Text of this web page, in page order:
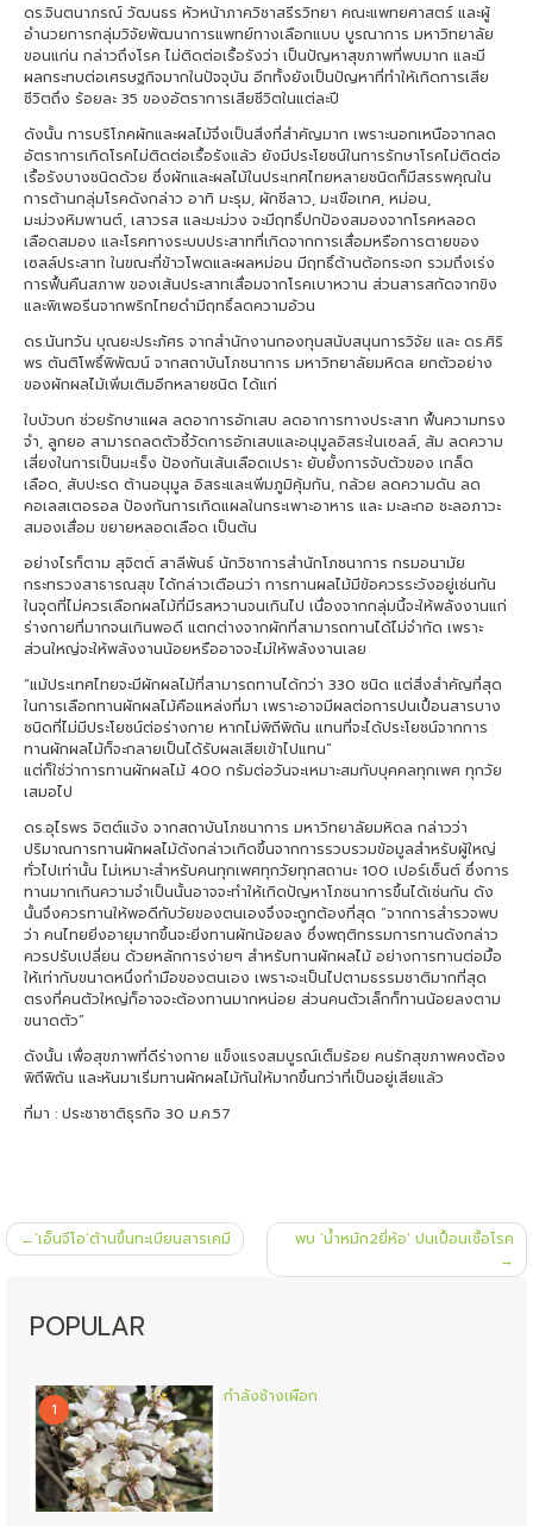
ดร.จินตนาภรณ์ วัฒนธร หัวหน้าภาควิชาสรีรวิทยา คณะแพทยศาสตร์ และผู้
อำนวยการกลุ่มวิจัยพัฒนาการแพทย์ทางเลือกแบบ บูรณาการ มหาวิทยาลัย
ขอนแก่น กล่าวถึงโรค ไม่ติดต่อเรื้อรังว่า เป็นปัญหาสุขภาพที่พบมาก และมี
ผลกระทบต่อเศรษฐกิจมากในปัจจุบัน อีกทั้งยังเป็นปัญหาที่ทำให้เกิดการเสีย
ชีวิตถึง ร้อยละ 35 ของอัตราการเสียชีวิตในแต่ละปี
ดังนั้น การบริโภคผักและผลไม้จึงเป็นสิ่งที่สำคัญมาก เพราะนอกเหนือจากลด
อัตราการเกิดโรคไม่ติดต่อเรื้อรังแล้ว ยังมีประโยชน์ในการรักษาโรคไม่ติดต่อ
เรื้อรังบางชนิดด้วย ซึ่งผักและผลไม้ในประเทศไทยหลายชนิดก็มีสรรพคุณใน
การต้านกลุ่มโรคดังกล่าว อาทิ มะรุม, ผักชีลาว, มะเขือเทศ, หม่อน,
มะม่วงหิมพานต์, เสาวรส และมะม่วง จะมีฤทธิ์ปกป้องสมองจากโรคหลอด
เลือดสมอง และโรคทางระบบประสาทที่เกิดจากการเสื่อมหรือการตายของ
เซลล์ประสาท ในขณะที่ข้าวโพดและผลหม่อน มีฤทธิ์ต้านต้อกระจก รวมถึงเร่ง
การฟื้นคืนสภาพ ของเส้นประสาทเสื่อมจากโรคเบาหวาน ส่วนสารสกัดจากขิง
และพิเพอรีนจากพริกไทยดำมีฤทธิ์ลดความอ้วน
ดร.นันทวัน บุณยะประภัศร จากสำนักงานกองทุนสนับสนุนการวิจัย และ ดร.ศิริ
พร ตันติโพธิ์พิพัฒน์ จากสถาบันโภชนาการ มหาวิทยาลัยมหิดล ยกตัวอย่าง
ของผักผลไม้เพิ่มเติมอีกหลายชนิด ได้แก่
ใบบัวบก ช่วยรักษาแผล ลดอาการอักเสบ ลดอาการทางประสาท ฟื้นความทรง
จำ, ลูกยอ สามารถลดตัวชี้วัดการอักเสบและอนุมูลอิสระในเซลล์, ส้ม ลดความ
เสี่ยงในการเป็นมะเร็ง ป้องกันเส้นเลือดเปราะ ยับยั้งการจับตัวของ เกล็ด
เลือด, สับปะรด ต้านอนุมูล อิสระและเพิ่มภูมิคุ้มกัน, กล้วย ลดความดัน ลด
คอเลสเตอรอล ป้องกันการเกิดแผลในกระเพาะอาหาร และ มะละกอ ชะลอภาวะ
สมองเสื่อม ขยายหลอดเลือด เป็นต้น
อย่างไรก็ตาม สุจิตต์ สาลีพันธ์ นักวิชาการสำนักโภชนาการ กรมอนามัย
กระทรวงสาธารณสุข ได้กล่าวเตือนว่า การทานผลไม้มีข้อควรระวังอยู่เช่นกัน
ในจุดที่ไม่ควรเลือกผลไม้ที่มีรสหวานจนเกินไป เนื่องจากกลุ่มนี้จะให้พลังงานแก่
ร่างกายที่มากจนเกินพอดี แตกต่างจากผักที่สามารถทานได้ไม่จำกัด เพราะ
ส่วนใหญ่จะให้พลังงานน้อยหรืออาจจะไม่ให้พลังงานเลย
“แม้ประเทศไทยจะมีผักผลไม้ที่สามารถทานได้กว่า 330 ชนิด แต่สิ่งสำคัญที่สุด
ในการเลือกทานผักผลไม้คือแหล่งที่มา เพราะอาจมีผลต่อการปนเปื้อนสารบาง
ชนิดที่ไม่มีประโยชน์ต่อร่างกาย หากไม่พิถีพิถัน แทนที่จะได้ประโยชน์จากการ
ทานผักผลไม้ก็จะกลายเป็นได้รับผลเสียเข้าไปแทน”
แต่ก็ใช่ว่าการทานผักผลไม้ 400 กรัมต่อวันจะเหมาะสมกับบุคคลทุกเพศ ทุกวัย
เสมอไป
ดร.อุไรพร จิตต์แจ้ง จากสถาบันโภชนาการ มหาวิทยาลัยมหิดล กล่าวว่า
ปริมาณการทานผักผลไม้ดังกล่าวเกิดขึ้นจากการรวบรวมข้อมูลสำหรับผู้ใหญ่
ทั่วไปเท่านั้น ไม่เหมาะสำหรับคนทุกเพศทุกวัยทุกสถานะ 100 เปอร์เซ็นต์ ซึ่งการ
ทานมากเกินความจำเป็นนั้นอาจจะทำให้เกิดปัญหาโภชนาการขึ้นได้เช่นกัน ดัง
นั้นจึงควรทานให้พอดีกับวัยของตนเองจึงจะถูกต้องที่สุด “จากการสำรวจพบ
ว่า คนไทยยิ่งอายุมากขึ้นจะยิ่งทานผักน้อยลง ซึ่งพฤติกรรมการทานดังกล่าว
ควรปรับเปลี่ยน ด้วยหลักการง่ายๆ สำหรับทานผักผลไม้ อย่างการทานต่อมื้อ
ให้เท่ากับขนาดหนึ่งกำมือของตนเอง เพราะจะเป็นไปตามธรรมชาติมากที่สุด
ตรงที่คนตัวใหญ่ก็อาจจะต้องทานมากหน่อย ส่วนคนตัวเล็กก็ทานน้อยลงตาม
ขนาดตัว”
ดังนั้น เพื่อสุขภาพที่ดีร่างกาย แข็งแรงสมบูรณ์เต็มร้อย คนรักสุขภาพคงต้อง
พิถีพิถัน และหันมาเริ่มทานผักผลไม้กันให้มากขึ้นกว่าที่เป็นอยู่เสียแล้ว
ที่มา : ประชาชาติธุรกิจ 30 ม.ค.57
แนะแนว
เรื่อง
‘เอ็นจีโอ’ต้านขึ้นทะเบียนสารเคมี พบ ‘น้ำหมัก2ยี่ห้อ’ ปนเปื้อนเชื้อโรค
POPULAR
1
กำลังช้างเผือก